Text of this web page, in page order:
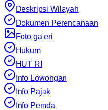
Deskripsi Wilayah
Dokumen Perencanaan
Foto galeri
Hukum
HUT RI
Info Lowongan
Info Pajak
Info Pemda